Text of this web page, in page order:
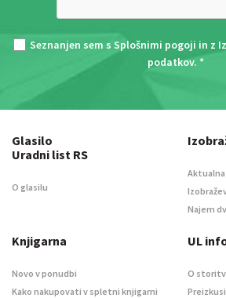
Seznanjen sem s Splošnimi pogoji in z
podatkov. *
Glasilo
Uradni list RS
O glasilu
Najem
Knjigarna
Novo v ponudbi
Kako nakupovati v spletni knjigarni
UL
O